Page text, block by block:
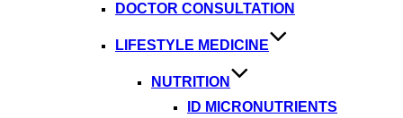
DOCTOR CONSULTATION
LIFESTYLE MEDICINE
NUTRITION
ID MICRONUTRIENTS